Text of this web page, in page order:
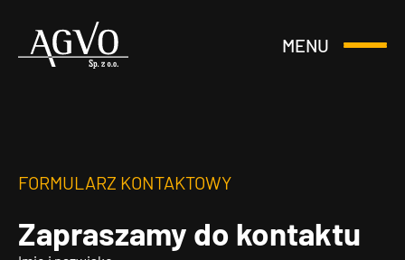
Header
MENU
Otwórz
FORMULARZ KONTAKTOWY
Zapraszamy do kontaktu